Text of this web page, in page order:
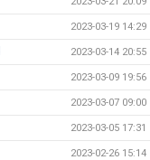
2023-03-19 14:29
2023-03-14 20:55
2023-03-09 19:56
2023-03-07 09:00
2023-03-05 17:31
2023-02-26 15:14